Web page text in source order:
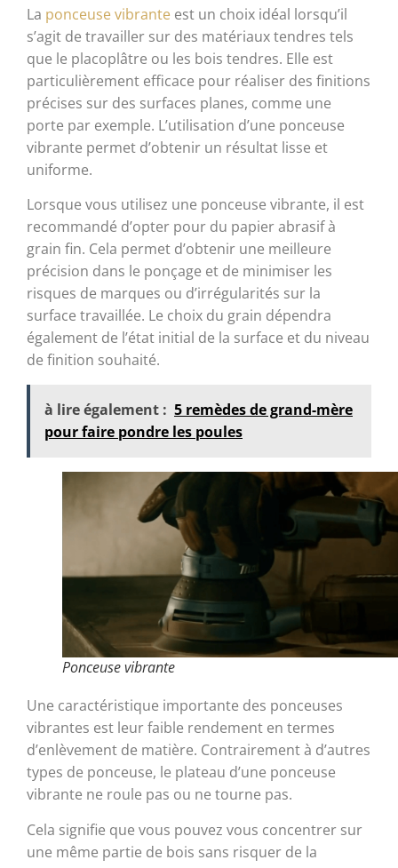
La ponceuse vibrante est un choix idéal lorsqu’il
s’agit de travailler sur des matériaux tendres tels
que le placoplâtre ou les bois tendres. Elle est
particulièrement efficace pour réaliser des finitions
précises sur des surfaces planes, comme une
porte par exemple. L’utilisation d’une ponceuse
vibrante permet d’obtenir un résultat lisse et
uniforme.
Lorsque vous utilisez une ponceuse vibrante, il est
recommandé d’opter pour du papier abrasif à
grain fin. Cela permet d’obtenir une meilleure
précision dans le ponçage et de minimiser les
risques de marques ou d’irrégularités sur la
surface travaillée. Le choix du grain dépendra
également de l’état initial de la surface et du niveau
de finition souhaité.
à lire également : 5 remèdes de grand-mère
pour faire pondre les poules
Ponceuse vibrante
Une caractéristique importante des ponceuses
vibrantes est leur faible rendement en termes
d’enlèvement de matière. Contrairement à d’autres
types de ponceuse, le plateau d’une ponceuse
vibrante ne roule pas ou ne tourne pas.
Cela signifie que vous pouvez vous concentrer sur
une même partie de bois sans risquer de la